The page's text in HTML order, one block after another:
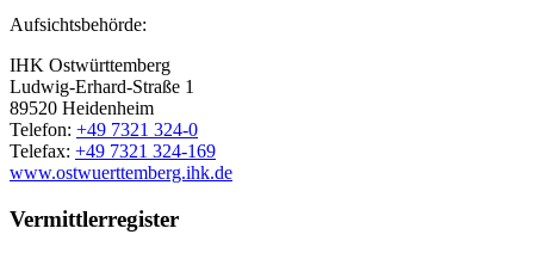
Aufsichtsbehörde:
IHK Ostwürttemberg
Ludwig-Erhard-Straße 1
89520 Heidenheim
Telefon: +49 7321 324-0
Telefax: +49 7321 324-169
www.ostwuerttemberg.ihk.de
Vermittlerregister